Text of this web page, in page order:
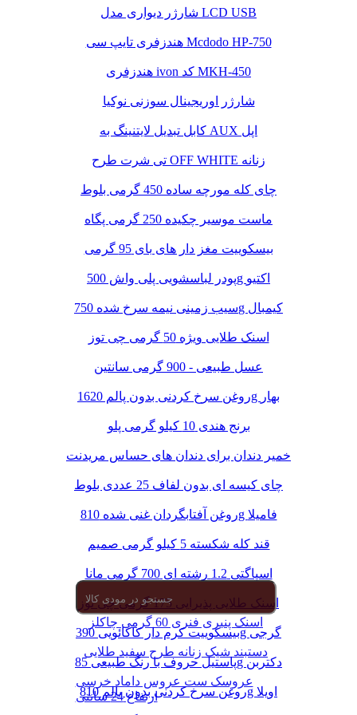
اسنک پنیری فنری 60 گرمی چاکلز
دستبند شیک زنانه طرح سفید طلایی
عروسک ست عروس داماد خرسی
ارتفاع 24 سانتی
شارژر دیواری مدل LCD USB
هندزفری تایپ سی Mcdodo HP-750
هندزفری ivon کد MKH-450
شارژر اوریجینال سوزنی نوکیا
کابل تبدیل لایتنینگ به AUX اپل
تی شرت طرح OFF WHITE زنانه
چای کله مورچه ساده 450 گرمی بلوط
ماست موسیر چکیده 250 گرمی پگاه
بیسکوییت مغز دار های بای 95 گرمی
پودر لباسشویی پلی واش 500g اکتیو
سیب زمینی نیمه سرخ شده 750g کیمبال
اسنک طلایی ویژه 50 گرمی چی توز
عسل طبیعی - 900 گرمی سانتین
روغن سرخ کردنی بدون پالم 1620g بهار
برنج هندی 10 کیلو گرمی پلو
خمیر دندان برای دندان های حساس مریدنت
چای کیسه ای بدون لفاف 25 عددی بلوط
روغن آفتابگردان غنی شده 810g فامیلا
قند کله شکسته 5 کیلو گرمی صمیم
اسپاگتی 1.2 رشته ای 700 گرمی مانا
اسنک طلایی پذیرایی 175 گرمی چی توز
بیسکوییت کرم دار کاکائویی 390g گرجی
پاستیل حروف با رنگ طبیعی 85g دکتربن
روغن سرخ کردنی بدون پالم 810g اویلا